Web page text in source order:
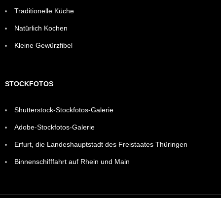
Traditionelle Küche
Natürlich Kochen
Kleine Gewürzfibel
STOCKFOTOS
Shutterstock-Stockfotos-Galerie
Adobe-Stockfotos-Galerie
Erfurt, die Landeshauptstadt des Freistaates Thüringen
Binnenschifffahrt auf Rhein und Main